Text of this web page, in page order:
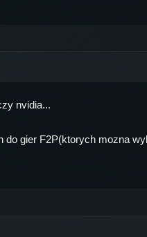
nvidia...
gier F2P(ktorych mozna